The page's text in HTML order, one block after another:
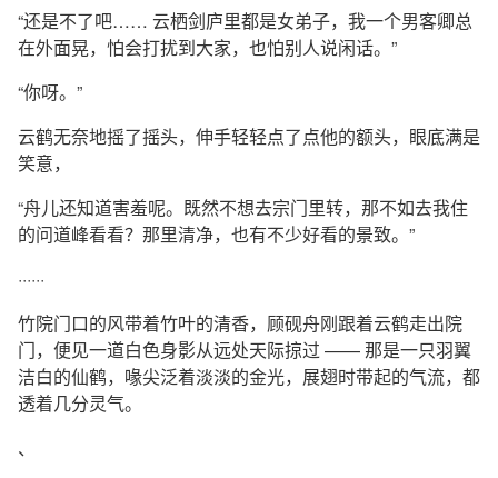
“还是不了吧…… 云栖剑庐里都是女弟子，我一个男客卿总
在外面晃，怕会打扰到大家，也怕别人说闲话。”
“你呀。”
云鹤无奈地摇了摇头，伸手轻轻点了点他的额头，眼底满是
笑意，
“舟儿还知道害羞呢。既然不想去宗门里转，那不如去我住
的问道峰看看？那里清净，也有不少好看的景致。”
······
竹院门口的风带着竹叶的清香，顾砚舟刚跟着云鹤走出院
门，便见一道白色身影从远处天际掠过 —— 那是一只羽翼
洁白的仙鹤，喙尖泛着淡淡的金光，展翅时带起的气流，都
透着几分灵气。
、